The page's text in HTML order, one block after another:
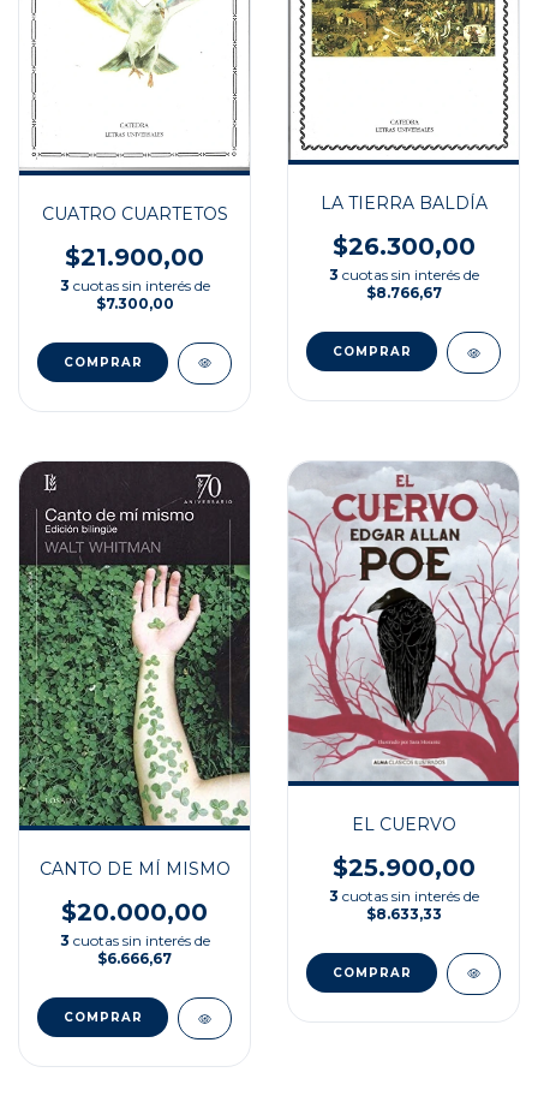
CUATRO CUARTETOS
$21.900,00
3 cuotas sin interés de
$7.300,00
LA TIERRA BALDÍA
$26.300,00
3 cuotas sin interés de
$8.766,67
CANTO DE MÍ MISMO
$20.000,00
3 cuotas sin interés de
$6.666,67
EL CUERVO
$25.900,00
3 cuotas sin interés de
$8.633,33